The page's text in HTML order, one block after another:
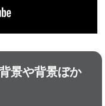
景や背景ぼか